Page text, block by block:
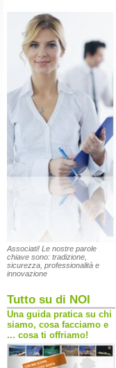
Associati! Le nostre parole
chiave sono: tradizione,
sicurezza, professionalità e
innovazione
Tutto su di NOI
Una guida pratica su chi
siamo, cosa facciamo e
... cosa ti offriamo!